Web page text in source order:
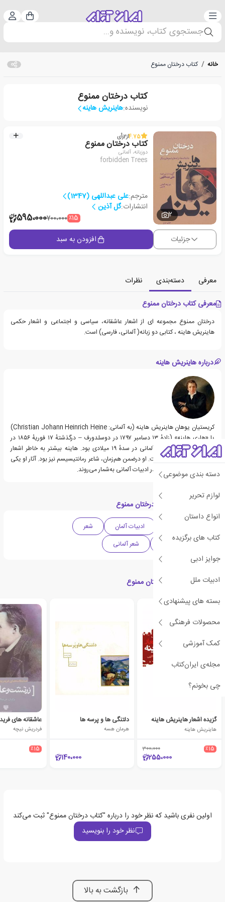
دسته‌بندی سبد
جستجوی کتاب، نویسنده و...
دسته بندی موضوعی
لوازم تحریر
انواع داستان
کتاب های برگزیده
جوایز ادبی
ادبیات ملل
بسته های پیشنهادی
محصولات فرهنگی
کمک آموزشی
مجله‌ی ایران‌کتاب
چی بخونم؟
خانه / کتاب درختان ممنوع
کتاب درختان ممنوع
نویسنده:هاینریش هاینه
2
4.75از2رأی
کتاب درختان ممنوع
دوزبانه، آلمانی
forbidden Trees
مترجم:علی عبداللهی (1347)
انتشارات:گل آذین
٪15700،000595،000
جزئیات افزودن به سبد
معرفی دسته‌بندی
نظرات
معرفی کتاب درختان ممنوع
درختان ممنوع مجموعه ای از اشعار عاشقانه، سیاسی و اجتماعی و اشعار حکمی
هاینریش هاینه ، کتابی دو زبانه( آلمانی، فارسی) است.
درباره هاینریش هاینه
کریستیان یوهان هاینریش هاینه (به آلمانی: Christian Johann Heinrich Heine)
یا «هاری هاینه» (زادهٔ ۱۳ دسامبر ۱۷۹۷ در دوسلدورف – درگذشتهٔ ۱۷ فوریهٔ ۱۸۵۶ در
پاریس) شاعر و خبرنگار آلمانی در سدهٔ ۱۹ میلادی بود. هاینه بیشتر به خاطر اشعار
غنایی‌اش مشهور شده‌است. او درضمن هم‌زمان، شاعر رمانتیسیسم نیز بود. آثار او یکی
از پرترجمه‌ترین نوشتارها در ادبیات آلمانی به‌شمار می‌روند.
دسته بندی های کتاب درختان ممنوع
ادبیات آلمان
شعر
دهه 1840 میلادی
شعر آلمانی
کتاب های مرتبط با درختان ممنوع
گزیده اشعار هاینریش هاینه
هاینریش هاینه
٪15 300،000
255،000
دلتنگی ها و پرسه ها
هرمان هسه
140،000
فردریش نیچه
٪15
اولین نفری باشید که نظر خود را درباره "کتاب درختان ممنوع" ثبت می‌کند
نظر خود را بنویسید
بازگشت به بالا